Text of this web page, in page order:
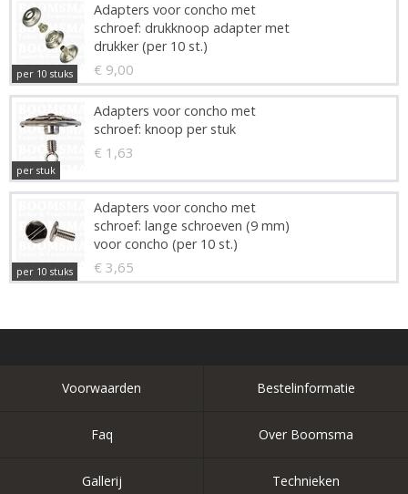
Adapters voor concho met
schroef: drukknoop adapter met
drukker (per 10 st.)
€ 9,00
per 10 stuks
Adapters voor concho met
schroef: knoop per stuk
€ 1,63
per stuk
Adapters voor concho met
schroef: lange schroeven (9 mm)
voor concho (per 10 st.)
€ 3,65
per 10 stuks
Voorwaarden Bestelinformatie
Faq Over Boomsma
Gallerij Technieken